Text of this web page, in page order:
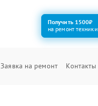
Получить 1500₽
на ремонт техники
Заявка на ремонт Контакты